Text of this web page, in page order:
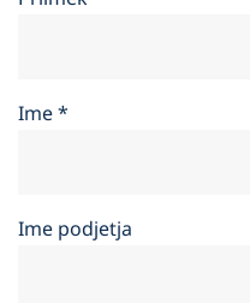
Ime*
Ime podjetja